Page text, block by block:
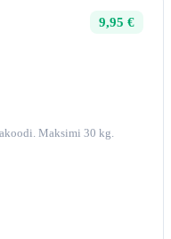
9,95 €
Maksimi 30 kg.